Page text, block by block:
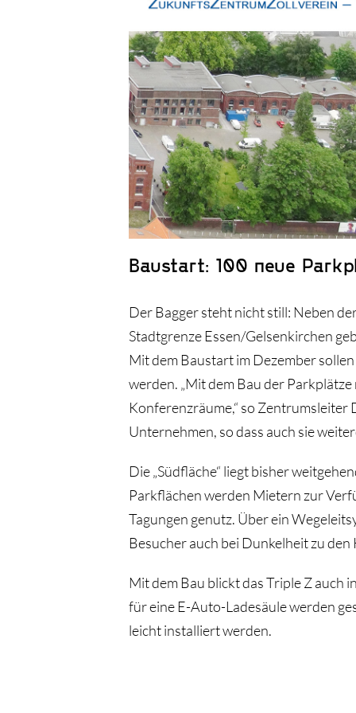
Baustart: 100 neue
Der Bagger steht nicht still: Neben
Stadtgrenze Essen/Gelsenkirchen
Mit dem Baustart im Dezember
werden. „Mit dem Bau der
Konferenzräume,“ so
Unternehmen, so dass auch sie
Die „Südfläche“ liegt bisher
Parkflächen werden Mietern zur
Tagungen genutz. Über ein
Besucher auch bei Dunkelheit zu
Mit dem Bau blickt das Triple Z
für eine E-Auto-Ladesäule werden
leicht installiert werden.